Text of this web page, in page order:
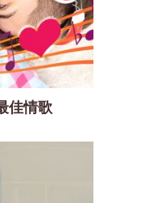
佳情歌